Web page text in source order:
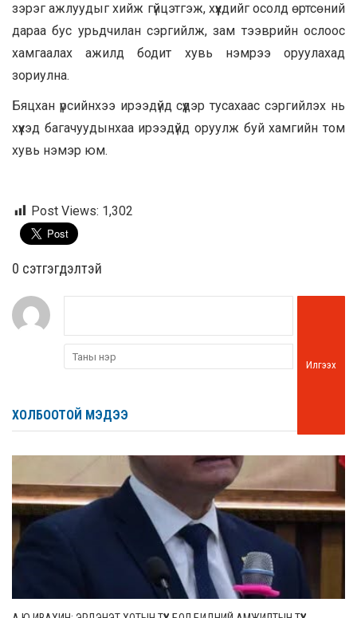
зэрэг ажлуудыг хийж гүйцэтгэж, хүүхдийг осолд өртсөний
дараа бус урьдчилан сэргийлж, зам тээврийн ослоос
хамгаалах ажилд бодит хувь нэмрээ оруулахад
зориулна.
Бяцхан үрсийнхээ ирээдүйд сүүдэр тусахаас сэргийлэх нь
хүүхэд багачуудынхаа ирээдүйд оруулж буй хамгийн том
хувь нэмэр юм.
Post Views: 1,302
0 cэтгэгдэлтэй
Илгээх
ХОЛБООТОЙ МЭДЭЭ